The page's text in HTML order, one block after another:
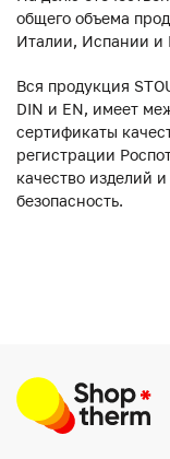
общего объема
Италии, Испании и
Вся продукция
DIN и EN, имеет
сертификаты
регистрации
качество изделий
безопасность.